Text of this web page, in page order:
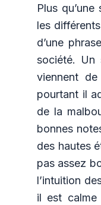
Plus
les
d’une
société. Un
viennent
pourtant il
de la
bonnes
des hautes
pas assez
l’intuition
il est